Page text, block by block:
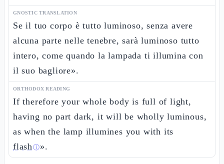
GNOSTIC TRANSLATION
Se il tuo corpo è tutto luminoso, senza avere
alcuna parte nelle tenebre, sarà luminoso tutto
intero, come quando la lampada ti illumina con
il suo bagliore».
ORTHODOX READING
If therefore your whole body is full of light,
having no part dark, it will be wholly luminous,
as when the lamp illumines you with its
flashⓘ».